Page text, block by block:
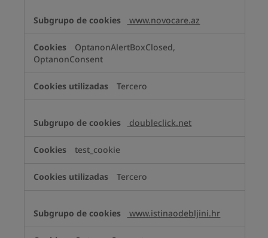
www.novocare.az
OptanonAlertBoxClosed,
OptanonConsent
Tercero
doubleclick.net
test_cookie
Tercero
www.istinaodebljini.hr